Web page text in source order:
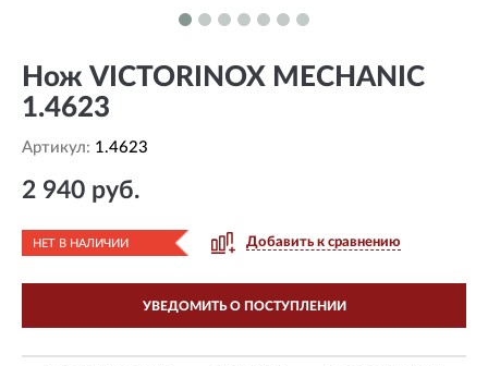
Нож VICTORINOX MECHANIC
1.4623
Артикул: 1.4623
2 940 руб.
НЕТ В НАЛИЧИИ Добавить к сравнению
УВЕДОМИТЬ О ПОСТУПЛЕНИИ